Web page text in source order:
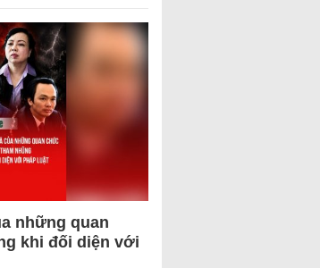
những quan
khi đối diện với